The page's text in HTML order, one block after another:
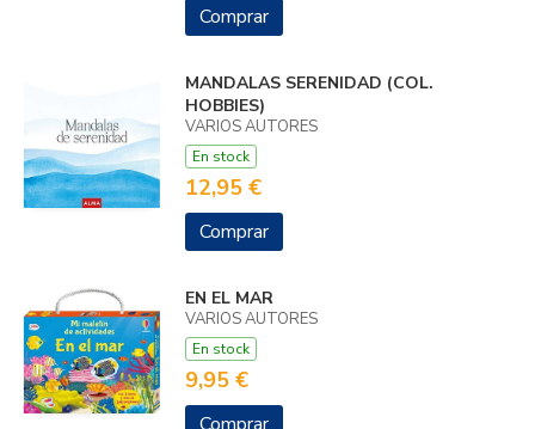
Comprar
MANDALAS SERENIDAD (COL.
HOBBIES)
VARIOS AUTORES
En stock
12,95 €
Comprar
EN EL MAR
VARIOS AUTORES
En stock
9,95 €